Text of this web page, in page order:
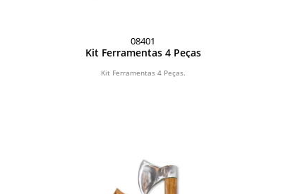
08401
Kit Ferramentas 4 Peças
Kit Ferramentas 4 Peças.